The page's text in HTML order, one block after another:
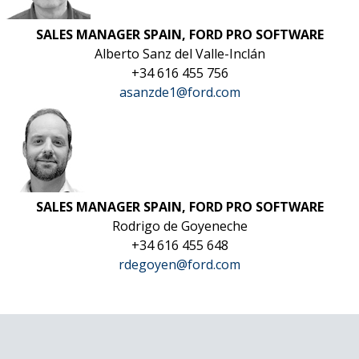
SALES MANAGER SPAIN, FORD PRO SOFTWARE
Alberto Sanz del Valle-Inclán
+34 616 455 756
asanzde1@ford.com
SALES MANAGER SPAIN, FORD PRO SOFTWARE
Rodrigo de Goyeneche
+34 616 455 648
rdegoyen@ford.com